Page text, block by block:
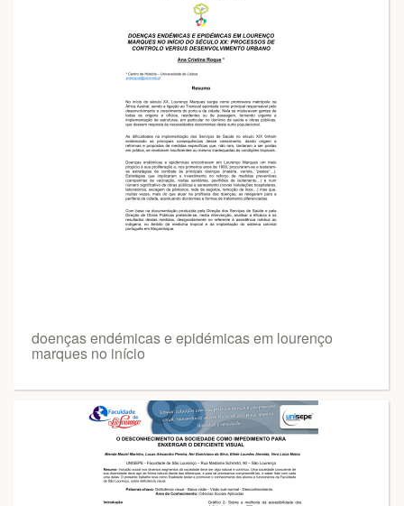
doenças endémicas e epidémicas em lourenço
marques no início